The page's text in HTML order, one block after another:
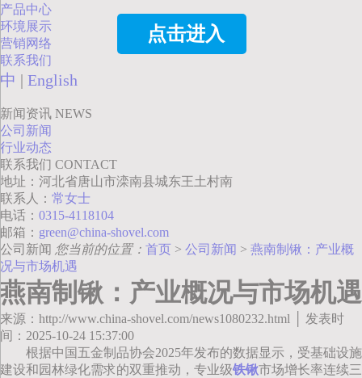
点击进入
产品中心
环境展示
营销网络
联系我们
中 | English
新闻资讯 NEWS
公司新闻
行业动态
联系我们 CONTACT
地址：河北省唐山市滦南县城东王土村南
联系人： 常女士
电话： 0315-4118104
邮箱： green@china-shovel.com
公司新闻 您当前的位置： 首页 > 公司新闻 > 燕南制锹：产业概
况与市场机遇
燕南制锹：产业概况与市场机遇
来源：http://www.china-shovel.com/news1080232.html │ 发表时
间：2025-10-24 15:37:00
根据中国五金制品协会2025年发布的数据显示，受基础设施
建设和园林绿化需求的双重推动，专业级铁锹市场增长率连续三